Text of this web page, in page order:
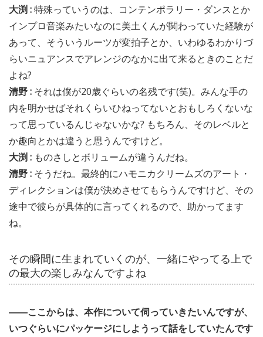
大渕 :特殊っていうのは、コンテンポラリー・ダンスとか
インプロ音楽みたいなのに美土くんが関わっていた経験が
あって、そういうルーツが変拍子とか、いわゆるわかりづ
らいニュアンスでアレンジのなかに出て来るときのことだ
よね?
清野 : それは僕が20歳ぐらいの名残です(笑)。みんな手の
内を明かせばそれくらいひねってないとおもしろくないな
って思っているんじゃないかな? もちろん、そのレベルと
か趣向とかは違うと思うんですけど。
大渕 : ものさしとボリュームが違うんだね。
清野 : そうだね。最終的にハモニカクリームズのアート・
ディレクションは僕が決めさせてもらうんですけど、その
途中で彼らが具体的に言ってくれるので、助かってます
ね。
その瞬間に生まれていくのが、一緒にやってる上で
の最大の楽しみなんですよね
――ここからは、本作について伺っていきたいんですが、
いつぐらいにパッケージにしようって話をしていたんです